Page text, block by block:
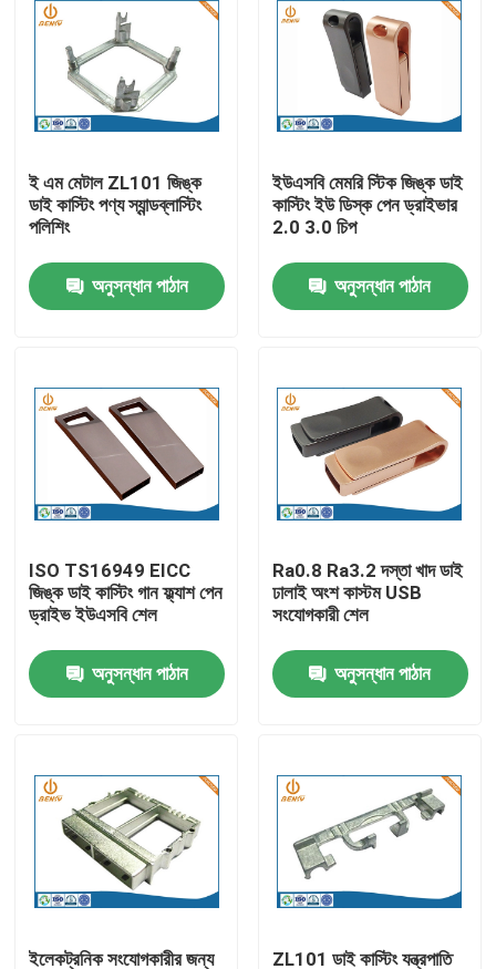
পণ্য
আমাদের সম্পর্কে
মান নিয়ন্ত্রণ
আমাদের সাথে যোগাযোগ করুন
অ্যালুমিনিয়াম ডাই ঢালাই
ইভি খুচরা যন্ত্রাংশ
CNC মেশিনিং যন্ত্রাংশ
ই এম মেটাল ZL101 জিঙ্ক
ডাই কাস্টিং পণ্য স্যান্ডব্লাস্টিং
পলিশিং
অনুসন্ধান পাঠান
ইউএসবি মেমরি স্টিক জিঙ্ক ডাই
কাস্টিং ইউ ডিস্ক পেন ড্রাইভার
2.0 3.0 চিপ
অনুসন্ধান পাঠান
ISO TS16949 EICC
জিঙ্ক ডাই কাস্টিং গান ফ্ল্যাশ পেন
ড্রাইভ ইউএসবি শেল
অনুসন্ধান পাঠান
Ra0.8 Ra3.2 দস্তা খাদ ডাই
ঢালাই অংশ কাস্টম USB
সংযোগকারী শেল
অনুসন্ধান পাঠান
ইলেকট্রনিক সংযোগকারীর জন্য ZL101 ডাই কাস্টিং যন্ত্রপাতি